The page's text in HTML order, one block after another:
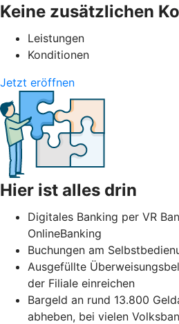
Keine zusätzlichen
Leistungen
Konditionen
Jetzt eröffnen
Hier ist alles drin
Digitales Banking per VR
OnlineBanking
Buchungen am
Ausgefüllte
der Filiale einreichen
Bargeld an rund 13.800
abheben, bei vielen